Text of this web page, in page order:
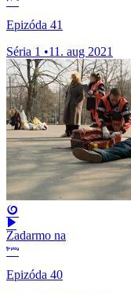
Epizóda 41
Séria 1 •11. aug 2021
Zadarmo na
Epizóda 40